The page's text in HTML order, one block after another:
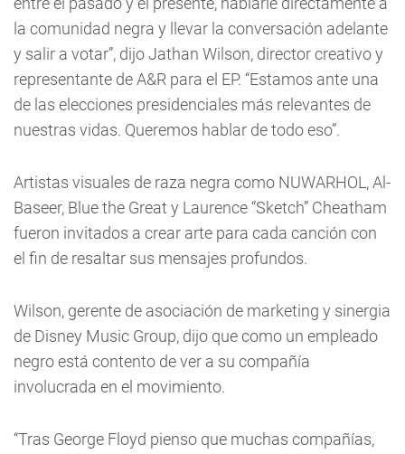
la comunidad negra y llevar la conversación adelante
y salir a votar”, dijo Jathan Wilson, director creativo y
representante de A&R para el EP. “Estamos ante una
de las elecciones presidenciales más relevantes de
nuestras vidas. Queremos hablar de todo eso”.
Artistas visuales de raza negra como NUWARHOL, Al-
Baseer, Blue the Great y Laurence “Sketch” Cheatham
fueron invitados a crear arte para cada canción con
el fin de resaltar sus mensajes profundos.
Wilson, gerente de asociación de marketing y sinergia
de Disney Music Group, dijo que como un empleado
negro está contento de ver a su compañía
involucrada en el movimiento.
“Tras George Floyd pienso que muchas compañías,